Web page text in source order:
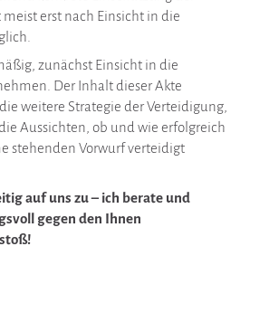
meist erst nach Einsicht in die
zunächst Einsicht in die
Der Inhalt dieser Akte
weitere Strategie der Verteidigung,
Aussichten, ob und wie erfolgreich
stehenden Vorwurf verteidigt
auf uns zu – ich berate und
gegen den Ihnen